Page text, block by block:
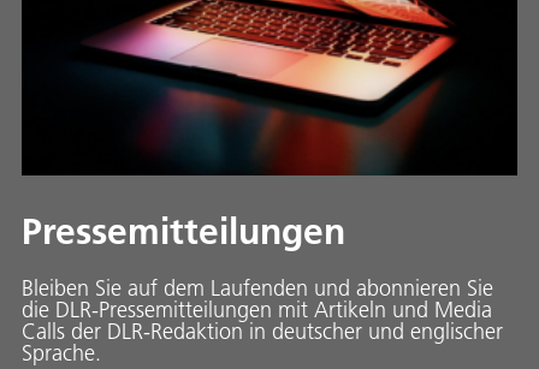
Pressemitteilungen
Bleiben Sie auf dem Laufenden und abonnieren Sie
die DLR-Pressemitteilungen mit Artikeln und Media
Calls der DLR-Redaktion in deutscher und englischer
Sprache.